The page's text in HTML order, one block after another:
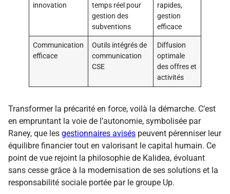
innovation
temps réel pour
gestion des
subventions
rapides,
gestion
efficace
Communication
efficace
Outils intégrés de
communication
CSE
Diffusion
optimale
des offres et
activités
Transformer la précarité en force, voilà la démarche. C’est
en empruntant la voie de l’autonomie, symbolisée par
Raney, que les gestionnaires avisés peuvent pérenniser leur
équilibre financier tout en valorisant le capital humain. Ce
point de vue rejoint la philosophie de Kalidea, évoluant
sans cesse grâce à la modernisation de ses solutions et la
responsabilité sociale portée par le groupe Up.